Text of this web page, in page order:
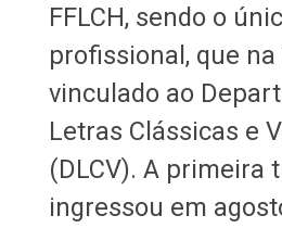
FFLCH, sendo o
profissional, que
vinculado ao
Letras Clássicas e
(DLCV). A primeira
ingressou em